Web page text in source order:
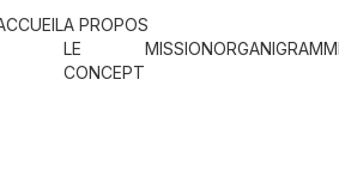
A PROPOS
LE
CONCEPT
MISSION